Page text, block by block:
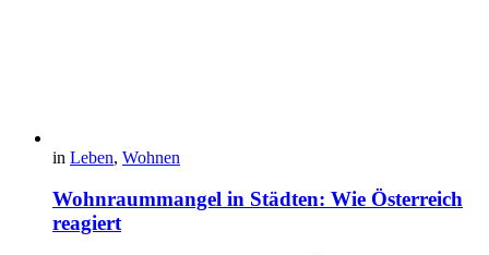
in Leben, Wohnen
Wohnraummangel in Städten: Wie Österreich
reagiert